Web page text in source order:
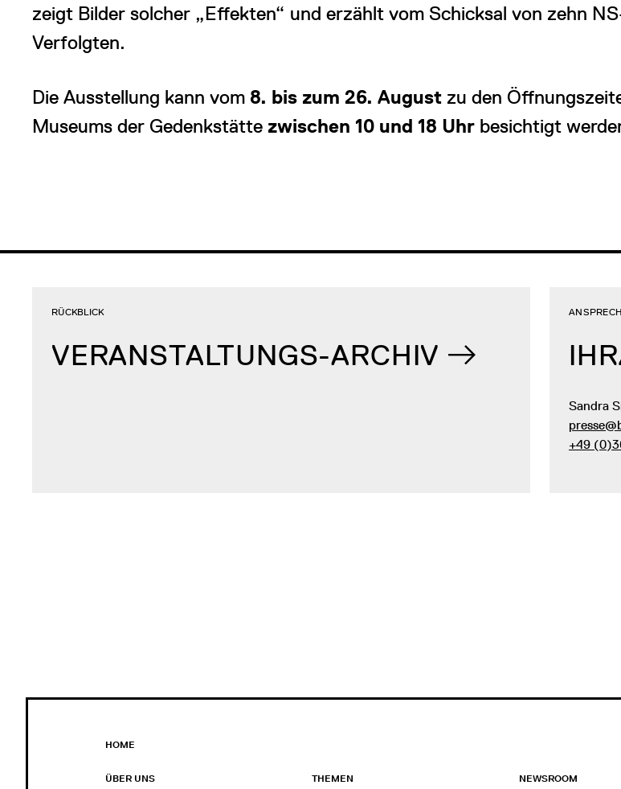
zeigt Bilder solcher „Effekten“ und erzählt vom Schicksal von zehn
Verfolgten.
Die Ausstellung kann vom 8. bis zum 26. August zu den
Museums der Gedenkstätte zwischen 10 und 18 Uhr besichtigt
VERANSTALTUNGS-ARCHIV
RÜCKBLICK
Sandra
+49
HOME
ÜBER UNS THEMEN NEWSROOM